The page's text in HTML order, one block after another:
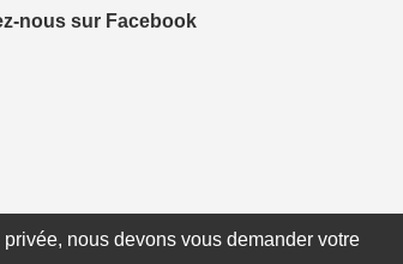
nous sur Facebook
nous devons vous demander votre